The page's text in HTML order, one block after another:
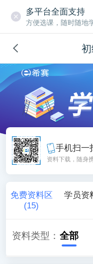
多平台全面支持
方便选课，随时随地
手机扫一
资料下载，随身
免费资料区
(15)
学员资
资料类型： 全部